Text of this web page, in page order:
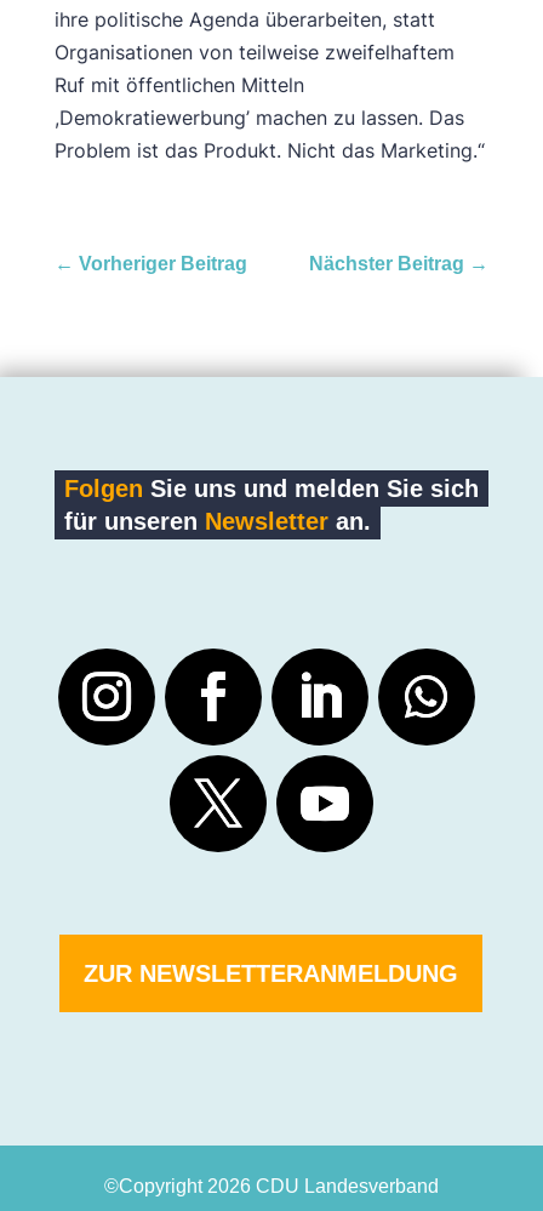
ihre politische Agenda überarbeiten, statt
Organisationen von teilweise zweifelhaftem
Ruf mit öffentlichen Mitteln
,Demokratiewerbung’ machen zu lassen. Das
Problem ist das Produkt. Nicht das Marketing.“
← Vorheriger Beitrag Nächster Beitrag →
Folgen Sie uns und melden Sie sich
für unseren Newsletteran.
ZUR NEWSLETTERANMELDUNG
©Copyright 2026 CDU Landesverband